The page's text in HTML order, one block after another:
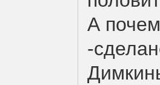
А
-